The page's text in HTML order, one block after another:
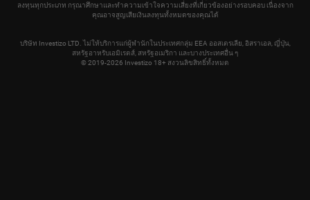
ลงทุนทุกประเภท กรุณาศึกษาและทำความเข้าใจความเสี่ยงที่เกี่ยวข้องอย่างรอบคอบ เนื่องจาก
คุณอาจสูญเสียเงินลงทุนทั้งหมดของคุณได้
บริษัท Investizo LTD. ไม่ให้บริการแก่ผู้พำนักในประเทศกลุ่ม EEA ออสเตรเลีย, อิสราเอล, ญี่ปุ่น,
สหรัฐอาหรับเอมิเรตส์, สหรัฐอเมริกา และบางประเทศอื่น ๆ
© 2019-2026 Investizo 18+ สงวนลิขสิทธิ์ทั้งหมด